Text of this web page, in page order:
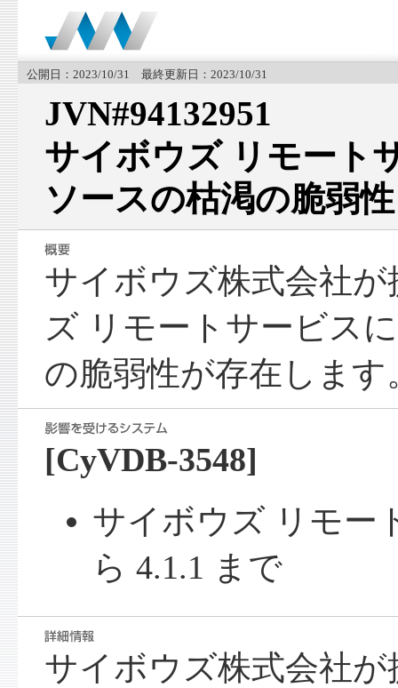
公開日：2023/10/31 最終更新日：2023/10/31
JVN#94132951
サイボウズ リモート
ソースの枯渇の脆弱性
サイボウズ株式会社
ズ リモートサービス
の脆弱性が存在します
[CyVDB-3548]
サイボウズ リモー
ら 4.1.1 まで
サイボウズ株式会社